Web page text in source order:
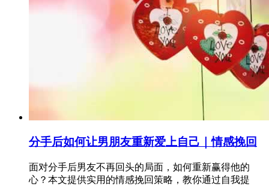
分手后如何让男朋友重新爱上自己｜情感挽回
面对分手后男友不再回头的局面，如何重新赢得他的
心？本文提供实用的情感挽回策略，教你通过自我提